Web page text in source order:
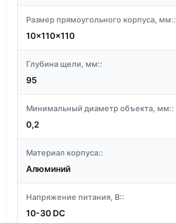
Размер прямоугольного корпуса, мм::
10x110x110
Глубина щели, мм::
95
Минимальный диаметр объекта, мм::
0,2
Материал корпуса::
Алюминий
Напряжение питания, В::
10-30 DC